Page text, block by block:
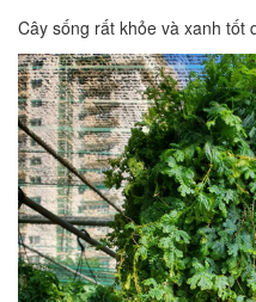
Cây sống rất khỏe và xanh tốt